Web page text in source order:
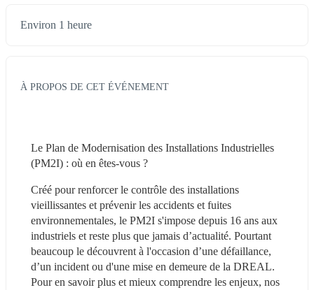
Environ 1 heure
À PROPOS DE CET ÉVÉNEMENT
Le Plan de Modernisation des Installations Industrielles
(PM2I) : où en êtes-vous ?
Créé pour renforcer le contrôle des installations
vieillissantes et prévenir les accidents et fuites
environnementales, le PM2I s'impose depuis 16 ans aux
industriels et reste plus que jamais d’actualité. Pourtant
beaucoup le découvrent à l'occasion d’une défaillance,
d’un incident ou d'une mise en demeure de la DREAL.
Pour en savoir plus et mieux comprendre les enjeux, nos